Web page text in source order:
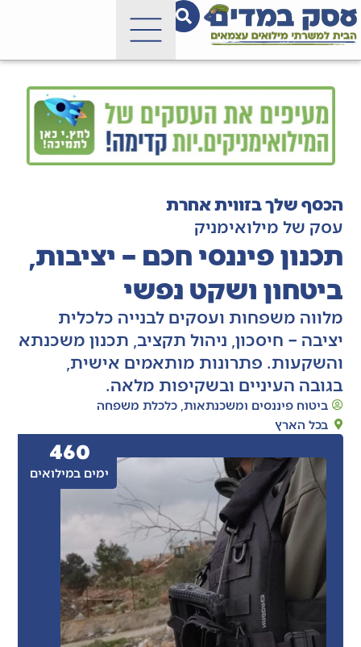
הכסף שלך בזווית אחרת
עסק של מילואימניק
תכנון פיננסי חכם – יציבות,
ביטחון ושקט נפשי
מלווה משפחות ועסקים לבנייה כלכלית
יציבה – חיסכון, ניהול תקציב, תכנון משכנתא
והשקעות. פתרונות מותאמים אישית,
בגובה העיניים ובשקיפות מלאה.
ביטוח פיננסים ומשכנתאות ,כלכלת משפחה
בכל הארץ
ימים במילואים
460